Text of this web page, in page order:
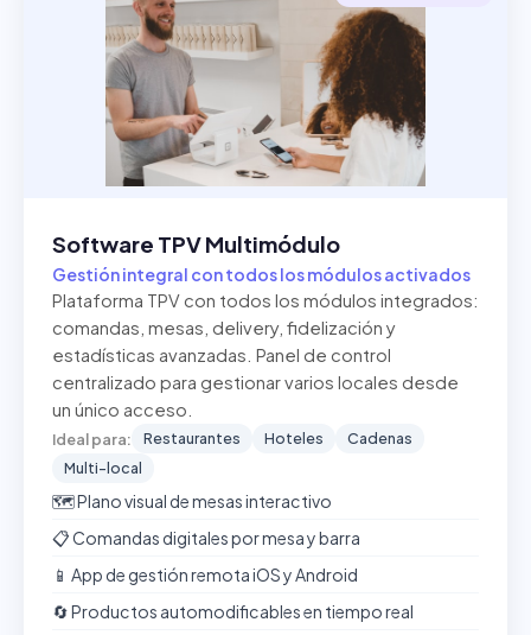
Software TPV Multimódulo
Gestión integral con todos los módulos activados
Plataforma TPV con todos los módulos integrados:
comandas, mesas, delivery, fidelización y
estadísticas avanzadas. Panel de control
centralizado para gestionar varios locales desde
un único acceso.
Ideal para: Restaurantes Hoteles
Cadenas
Multi-local
🗺️ Plano visual de mesas interactivo
📋 Comandas digitales por mesa y barra
📱 App de gestión remota iOS y Android
🔄 Productos automodificables en tiempo real